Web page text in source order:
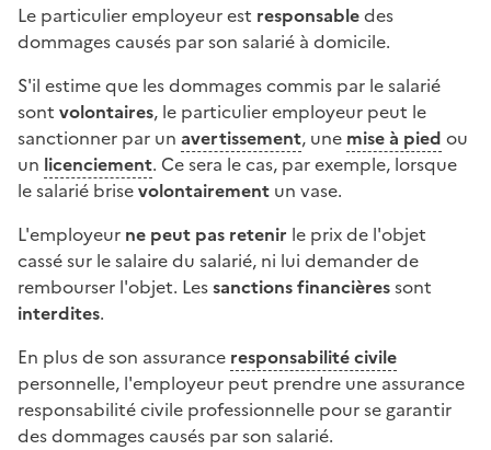
Le particulier employeur est responsabledes
dommages causés par son salarié à domicile.
S'il estime que les dommages commis par le salarié
sont volontaires, le particulier employeur peut le
sanctionner par un avertissement, une mise à pied ou
un licenciement. Ce sera le cas, par exemple, lorsque
le salarié brisevolontairement un vase.
L'employeur ne peut pas retenir le prix de l'objet
cassé sur le salaire du salarié, ni lui demander de
rembourser l'objet. Lessanctions financièressont
interdites.
En plus de son assurance responsabilité civile
personnelle, l'employeur peut prendre une assurance
responsabilité civile professionnelle pour se garantir
des dommages causés par son salarié.